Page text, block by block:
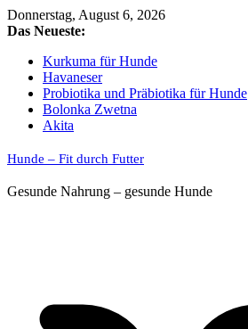
Skip
to
Donnerstag, August 6, 2026
Das Neueste:
Kurkuma für Hunde
Havaneser
Probiotika und Präbiotika für Hunde
Bolonka Zwetna
Akita
Hunde – Fit durch Futter
Gesunde Nahrung – gesunde Hunde